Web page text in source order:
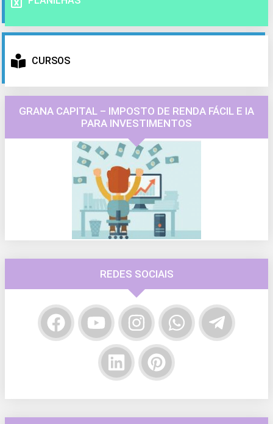
CURSOS
GRANA CAPITAL – IMPOSTO DE RENDA FÁCIL E IA
PARA INVESTIMENTOS
REDES SOCIAIS